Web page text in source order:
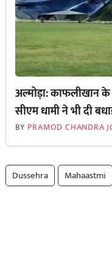
अल्मोड़ा: काफलीखान के
सीएम धामी ने भी दी
BY PRAMOD CHANDRA
Dussehra Mahaastmi